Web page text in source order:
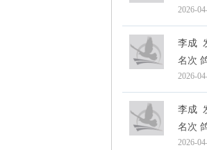
2026-
李成
名次
2026-
李成
名次
2026-